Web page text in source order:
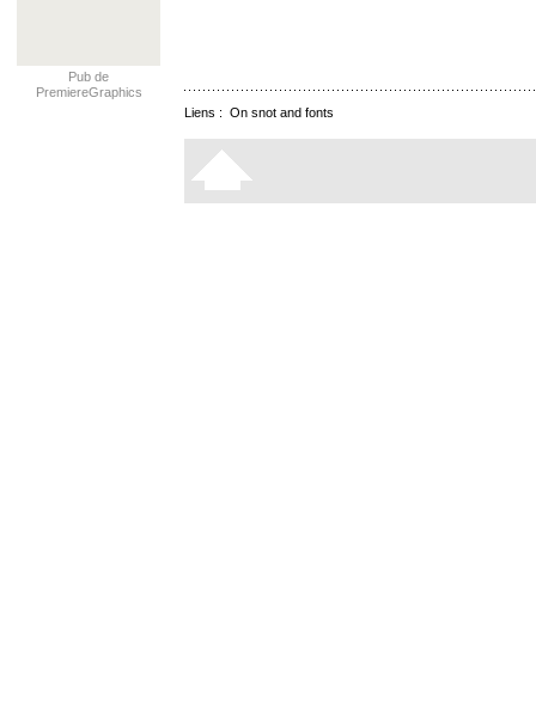
Pub de
PremiereGraphics
Liens : On snot and fonts